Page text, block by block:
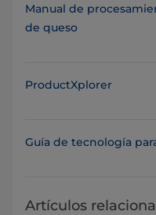
Manual de
de queso
ProductXplorer
Guía de tecnología
Artículos